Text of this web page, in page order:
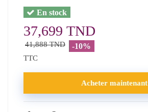
En stock
37,699 TND
41,888 TND -10%
TTC
Acheter maintenant